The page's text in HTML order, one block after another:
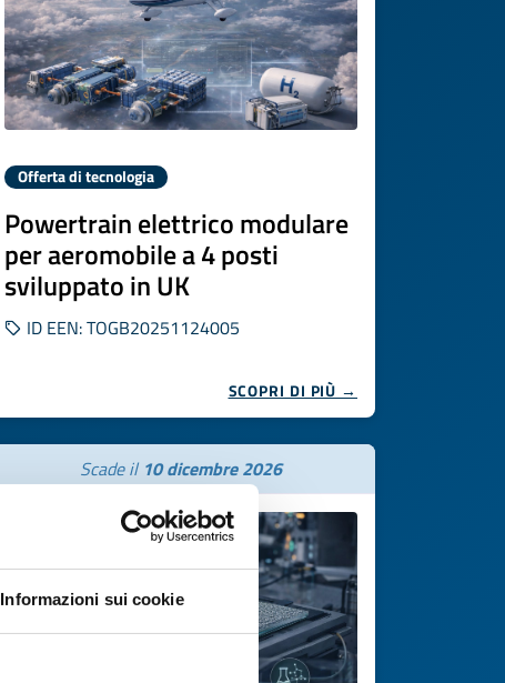
Informazioni sui cookie
Offerta di tecnologia
Powertrain elettrico modulare
per aeromobile a 4 posti
sviluppato in UK
ID EEN: TOGB20251124005
SCOPRI DI PIÙ →
Scade il 10 dicembre 2026